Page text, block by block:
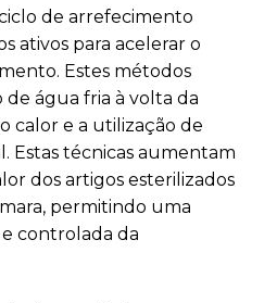
de arrefecimento
ativos para acelerar o
Estes métodos
água fria à volta da
calor e a utilização de
Estas técnicas aumentam
dos artigos esterilizados
permitindo uma
controlada da